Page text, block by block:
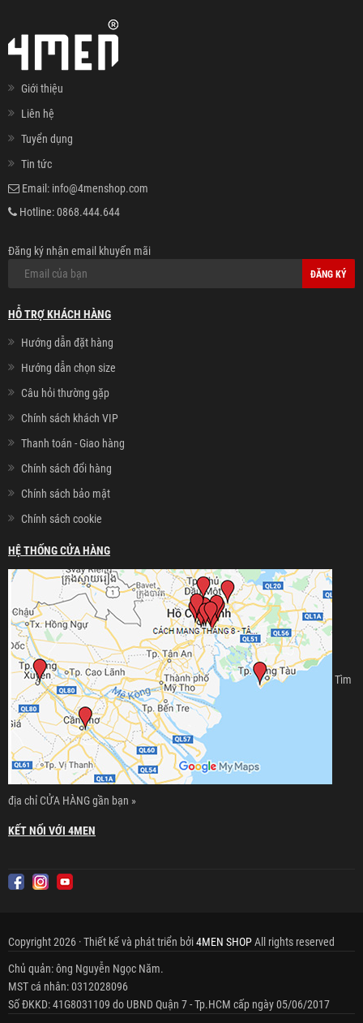
Giới thiệu
Liên hệ
Tuyển dụng
Tin tức
Email: info@4menshop.com
Hotline:0868.444.644
Đăng ký nhận email khuyến mãi
ĐĂNG KÝ
HỖ TRỢ KHÁCH HÀNG
Hướng dẫn đặt hàng
Hướng dẫn chọn size
Câu hỏi thường gặp
Chính sách khách VIP
Thanh toán - Giao hàng
Chính sách đổi hàng
Chính sách bảo mật
Chính sách cookie
HỆ THỐNG CỬA HÀNG
Tìm
địa chỉ CỬA HÀNG gần bạn »
KẾT NỐI VỚI 4MEN
Copyright 2026 · Thiết kế và phát triển bởi4MEN SHOPAll rights reserved
Chủ quản: ông Nguyễn Ngọc Năm.
MST cá nhân: 0312028096
Số ĐKKD: 41G8031109 do UBND Quận 7 - Tp.HCM cấp ngày 05/06/2017